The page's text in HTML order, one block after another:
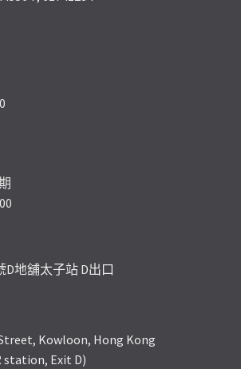
地舖太子站 D出口
Kowloon, Hong Kong
station, Exit D)